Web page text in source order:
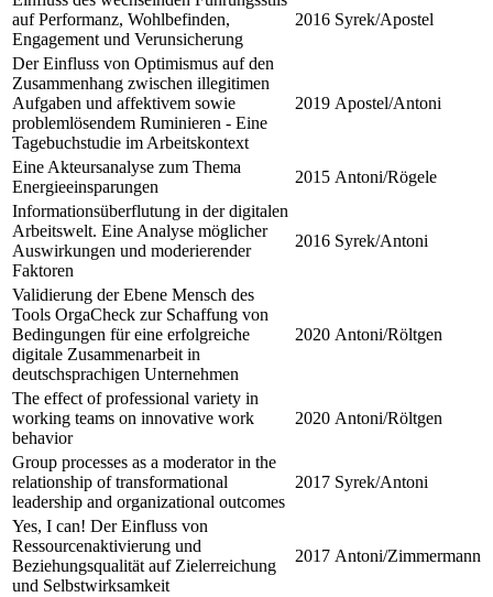
auf Performanz, Wohlbefinden,
Engagement und Verunsicherung
2016 Syrek/Apostel
Der Einfluss von Optimismus auf den
Zusammenhang zwischen illegitimen
Aufgaben und affektivem sowie
problemlösendem Ruminieren - Eine
Tagebuchstudie im Arbeitskontext
2019 Apostel/Antoni
Eine Akteursanalyse zum Thema
Energieeinsparungen
2015 Antoni/Rögele
Informationsüberflutung in der digitalen
Arbeitswelt. Eine Analyse möglicher
Auswirkungen und moderierender
Faktoren
2016 Syrek/Antoni
Validierung der Ebene Mensch des
Tools OrgaCheck zur Schaffung von
Bedingungen für eine erfolgreiche
digitale Zusammenarbeit in
deutschsprachigen Unternehmen
2020 Antoni/Röltgen
The effect of professional variety in
working teams on innovative work
behavior
2020 Antoni/Röltgen
Group processes as a moderator in the
relationship of transformational
leadership and organizational outcomes
2017 Syrek/Antoni
Yes, I can! Der Einfluss von
Ressourcenaktivierung und
Beziehungsqualität auf Zielerreichung
und Selbstwirksamkeit
2017 Antoni/Zimmermann